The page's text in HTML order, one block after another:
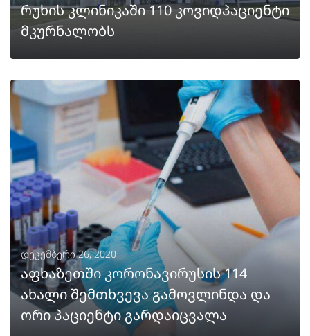
რუხის კლინიკაში 110 კოვიდპაციენტი
მკურნალობს
ᲒᲐᲒᲠᲫᲔᲚᲔᲑᲐ
დეკემბერი 26, 2020
აფხაზეთში კორონავირუსის 114
ახალი შემთხვევა გამოვლინდა და
ორი პაციენტი გარდაიცვალა